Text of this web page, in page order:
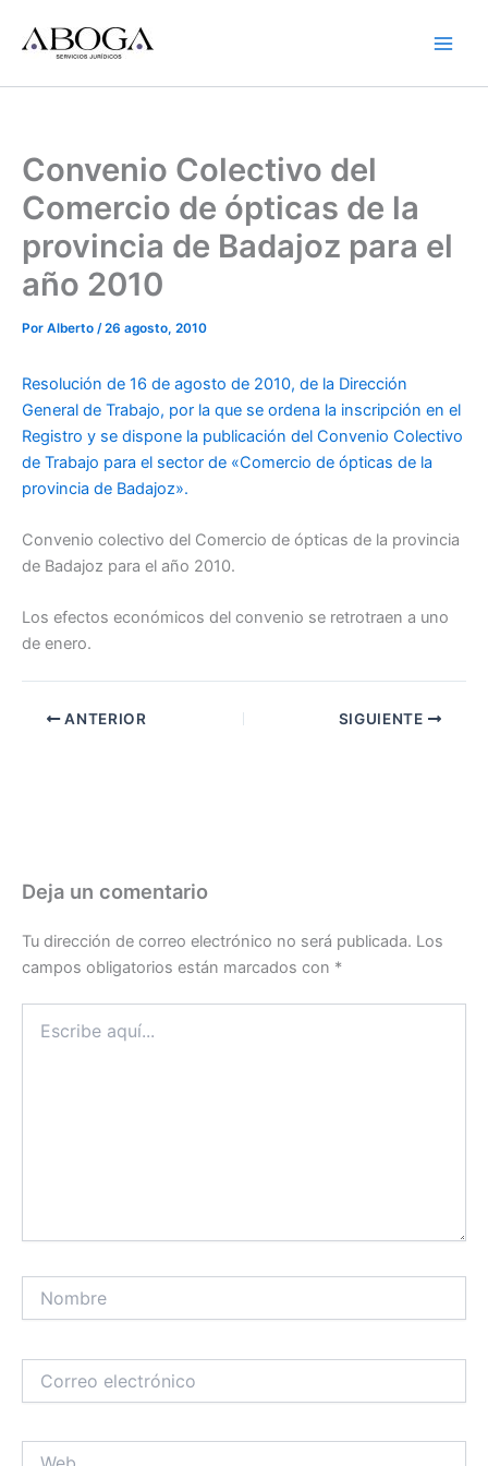
contenido
Convenio Colectivo del
Comercio de ópticas de la
provincia de Badajoz para el
año 2010
Por Alberto /26 agosto, 2010
Resolución de 16 de agosto de 2010, de la Dirección
General de Trabajo, por la que se ordena la inscripción en el
Registro y se dispone la publicación del Convenio Colectivo
de Trabajo para el sector de «Comercio de ópticas de la
provincia de Badajoz».
Convenio colectivo del Comercio de ópticas de la provincia
de Badajoz para el año 2010.
Los efectos económicos del convenio se retrotraen a uno
de enero.
ANTERIOR SIGUIENTE
Deja un comentario
Tu dirección de correo electrónico no será publicada. Los
campos obligatorios están marcados con *
aquí...
electrónico